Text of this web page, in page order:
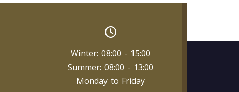
Winter: 08:00 - 15:00
Summer: 08:00 - 13:00
Monday to Friday